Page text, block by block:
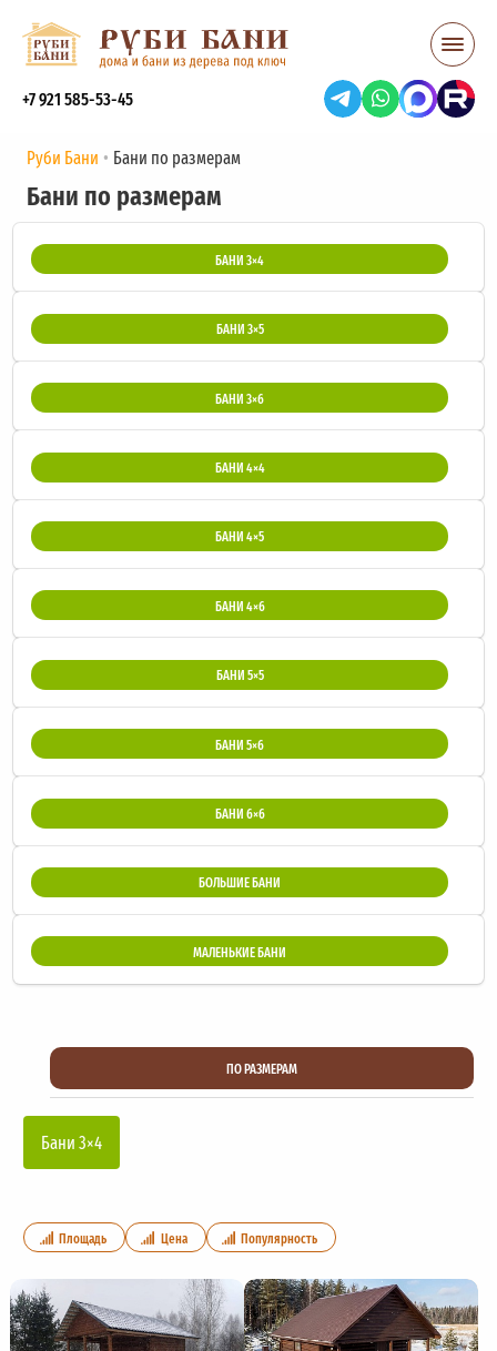
+7 921 585-53-45
Руби Бани Бани по размерам
Бани по размерам
БАНИ 3×4
БАНИ 3×5
БАНИ 3×6
БАНИ 4×4
БАНИ 4×5
БАНИ 4×6
БАНИ 5×5
БАНИ 5×6
БАНИ 6×6
БОЛЬШИЕ БАНИ
МАЛЕНЬКИЕ БАНИ
ПО РАЗМЕРАМ
Бани 3×4
Площадь Цена Популярность